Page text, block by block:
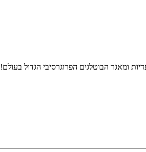
ומאגר הבוטלגים הפרוגרסיבי הגדול בעולם!